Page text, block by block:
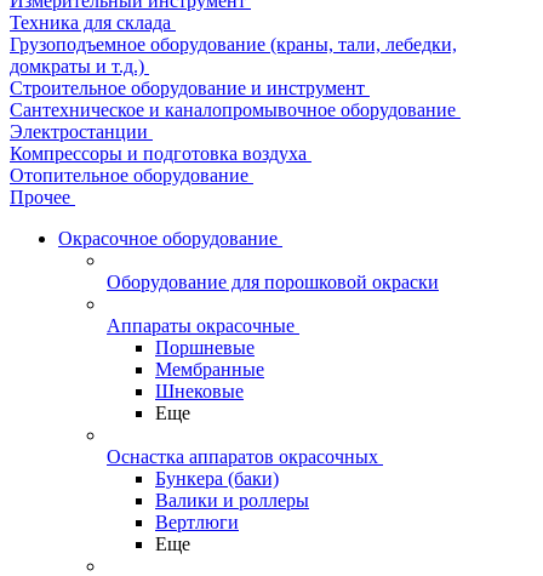
Техника для склада
Грузоподъемное оборудование (краны, тали, лебедки,
домкраты и т.д.)
Строительное оборудование и инструмент
Сантехническое и каналопромывочное оборудование
Электростанции
Компрессоры и подготовка воздуха
Отопительное оборудование
Прочее
Окрасочное оборудование
Оборудование для порошковой окраски
Аппараты окрасочные
Поршневые
Мембранные
Шнековые
Еще
Оснастка аппаратов окрасочных
Бункера (баки)
Валики и роллеры
Вертлюги
Еще